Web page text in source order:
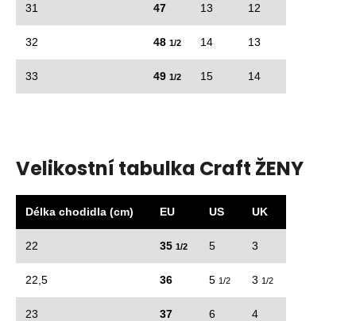
31 47 13 12
32 48 1/2 14 13
33 49 1/2 15 14
Velikostní tabulka Craft ŽENY
Délka chodidla (cm) EU US UK
22 35 1/2 5 3
22,5 36 5 1/2 3 1/2
23 37 6 4